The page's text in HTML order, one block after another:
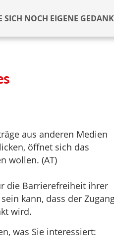
SICH NOCH EIGENE
aus anderen Medien
öffnet sich das
wollen. (AT)
die Barrierefreiheit ihrer
kann, dass der
wird.
was Sie interessiert: